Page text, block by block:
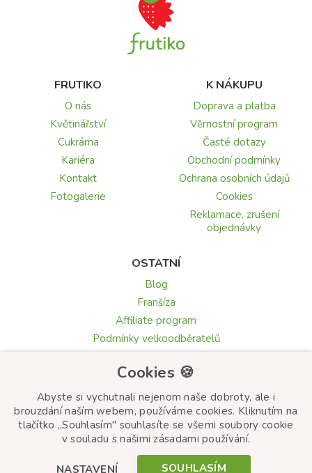
FRUTIKO
O nás
Květinářství
Cukrárna
Kariéra
Kontakt
Fotogalerie
K NÁKUPU
Doprava a platba
Věrnostní program
Časté dotazy
Obchodní podmínky
Ochrana osobních údajů
Cookies
Reklamace, zrušení
objednávky
OSTATNÍ
Blog
Franšíza
Affiliate program
Podmínky velkoodběratelů
Texty blahopřání
Květomluva: symbolika květin
© Frutiko.cz 2026
Cookies 🍪
Abyste si vychutnali nejenom naše dobroty, ale i
brouzdání naším webem, používáme cookies. Kliknutím na
tlačítko „Souhlasím" souhlasíte se všemi soubory cookie
v souladu s našimi zásadami používání.
SOUHLASÍM
NASTAVENÍ